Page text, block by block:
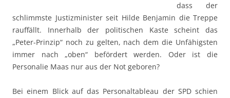
dass der
schlimmste Justizminister seit Hilde Benjamin die Treppe
rauffällt. Innerhalb der politischen Kaste scheint das
„Peter-Prinzip“ noch zu gelten, nach dem die Unfähigsten
immer nach „oben“ befördert werden. Oder ist die
Personalie Maas nur aus der Not geboren?
Bei einem Blick auf das Personaltableau der SPD schien